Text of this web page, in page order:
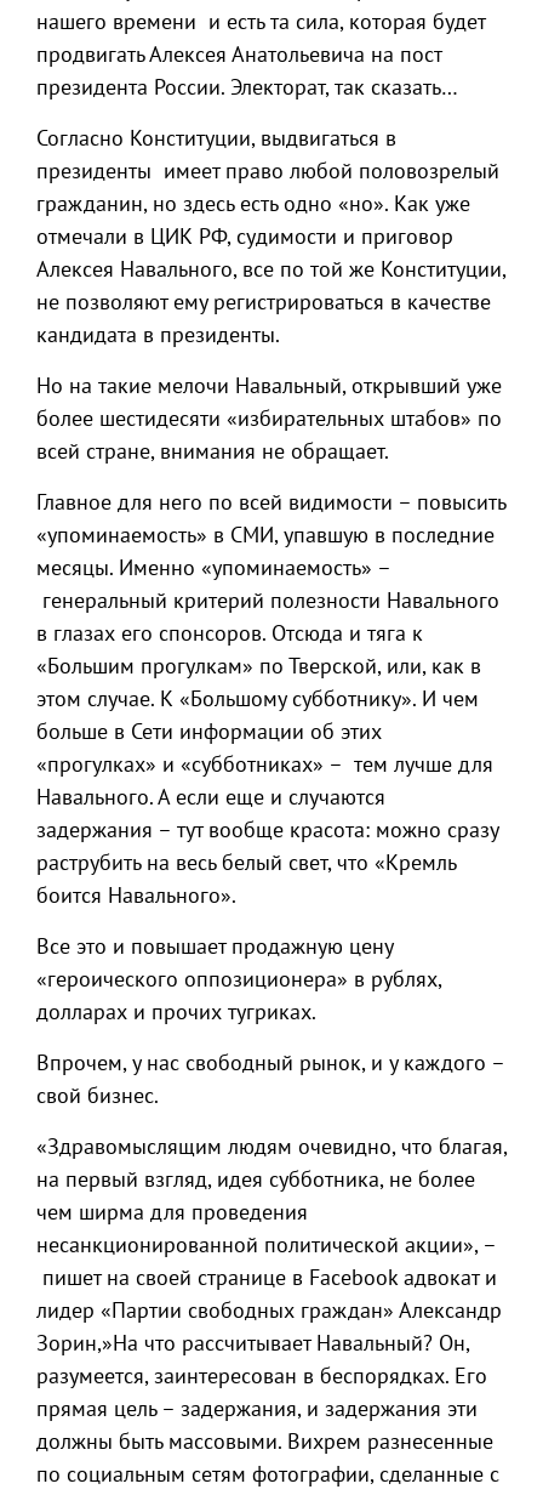
нашего времени и есть та сила, которая будет
продвигать Алексея Анатольевича на пост
президента России. Электорат, так сказать…
Согласно Конституции, выдвигаться в
президенты имеет право любой половозрелый
гражданин, но здесь есть одно «но». Как уже
отмечали в ЦИК РФ, судимости и приговор
Алексея Навального, все по той же Конституции,
не позволяют ему регистрироваться в качестве
кандидата в президенты.
Но на такие мелочи Навальный, открывший уже
более шестидесяти «избирательных штабов» по
всей стране, внимания не обращает.
Главное для него по всей видимости – повысить
«упоминаемость» в СМИ, упавшую в последние
месяцы. Именно «упоминаемость» –
генеральный критерий полезности Навального
в глазах его спонсоров. Отсюда и тяга к
«Большим прогулкам» по Тверской, или, как в
этом случае. К «Большому субботнику». И чем
больше в Сети информации об этих
«прогулках» и «субботниках» – тем лучше для
Навального. А если еще и случаются
задержания – тут вообще красота: можно сразу
раструбить на весь белый свет, что «Кремль
боится Навального».
Все это и повышает продажную цену
«героического оппозиционера» в рублях,
долларах и прочих тугриках.
Впрочем, у нас свободный рынок, и у каждого –
свой бизнес.
«Здравомыслящим людям очевидно, что благая,
на первый взгляд, идея субботника, не более
чем ширма для проведения
несанкционированной политической акции», –
пишет на своей странице в Facebook адвокат и
лидер «Партии свободных граждан» Александр
Зорин,»На что рассчитывает Навальный? Он,
разумеется, заинтересован в беспорядках. Его
прямая цель – задержания, и задержания эти
должны быть массовыми. Вихрем разнесенные
по социальным сетям фотографии, сделанные с